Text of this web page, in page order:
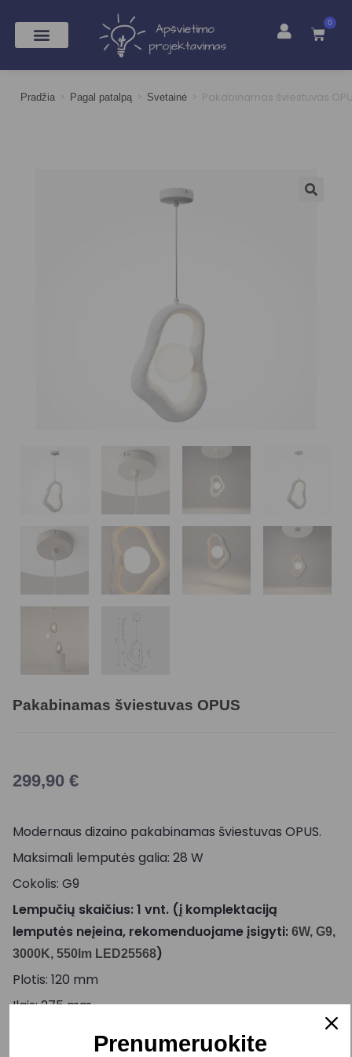
0
Pradžia > Pagal patalpą > Svetainė > Pakabinamas šviestuvas
Pakabinamas šviestuvas OPUS
299,90 €
Modernaus dizaino pakabinamas šviestuvas OPUS.
Maksimali lemputės galia: 28 W
Cokolis: G9
Lempučių skaičius: 1 vnt. (į komplektaciją
lemputės neįeina, rekomenduojame įsigyti: 6W, G9,
3000K, 550lm LED25568)
Plotis: 120 mm
Ilgis: 275 mm
Maksimalus aukštis: 3400 mm
Prenumeruokite